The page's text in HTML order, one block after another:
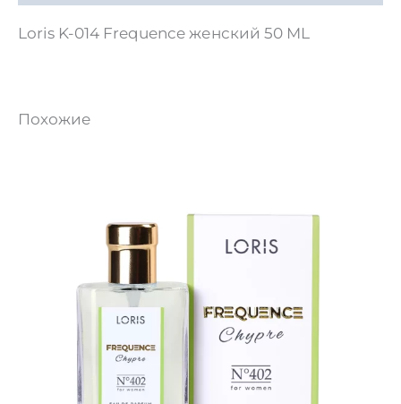
Loris K-014 Frequence женский 50 ML
Похожие